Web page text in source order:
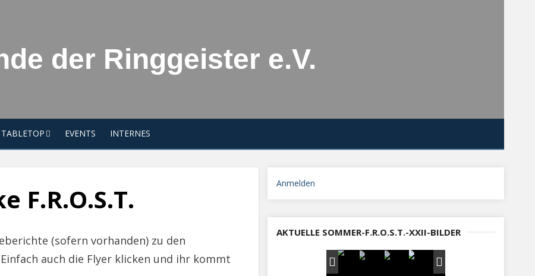
der Ringgeister e.V.
TABLETOP EVENTS INTERNES
F.R.O.S.T.
(sofern vorhanden) zu den
auch die Flyer klicken und ihr kommt
Anmelden
AKTUELLE SOMMER-F.R.O.S.T.-XXII-BILDER